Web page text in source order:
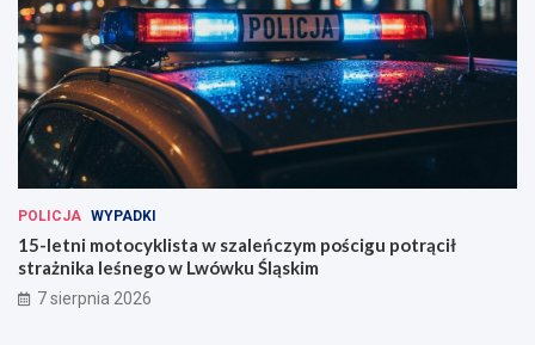
POLICJA WYPADKI
15-letni motocyklista w szaleńczym pościgu potrącił
strażnika leśnego w Lwówku Śląskim
7 sierpnia 2026